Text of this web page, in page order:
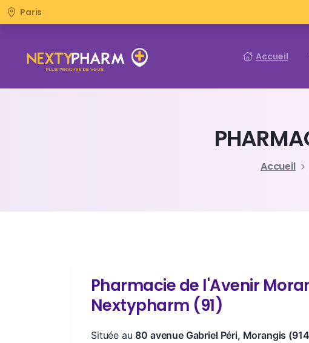
Paris
Accueil
Accueil
Pharmacie de l'Avenir
Nextypharm (91)
Située au 80 avenue Gabriel Péri, Morangis